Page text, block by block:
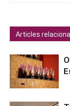
Articles